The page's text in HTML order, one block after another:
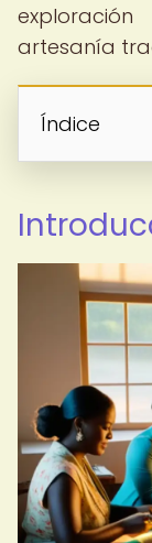
artesanía
Índice